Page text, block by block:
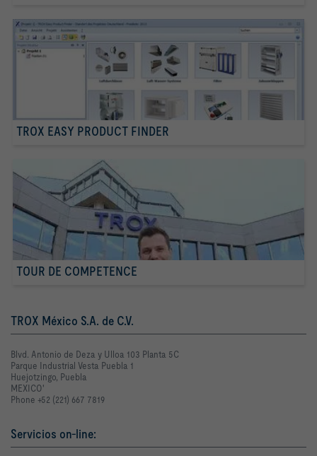
TROX EASY PRODUCT FINDER
TOUR DE COMPETENCE
TROX México S.A. de C.V.
Blvd. Antonio de Deza y Ulloa 103 Planta 5C
Parque Industrial Vesta Puebla 1
Huejotzingo, Puebla
MEXICO'
Phone +52 (221) 667 7819
Servicios on-line: